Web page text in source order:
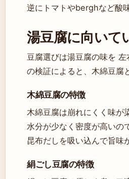
逆にトマトやberghなど酸
湯豆腐に向いて
豆腐選びは湯豆腐の味を
の検証によると、木綿豆腐
木綿豆腐の特徴
木綿豆腐は崩れにくく味が
水分が少なく密度が高いの
昆布だしを吸い込んで旨味
絹ごし豆腐の特徴